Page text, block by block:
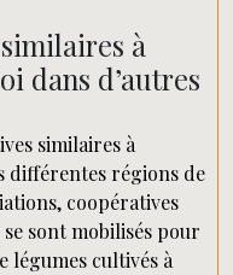
à
dans d’autres
similaires à
différentes régions de
coopératives
sont mobilisés pour
légumes cultivés à